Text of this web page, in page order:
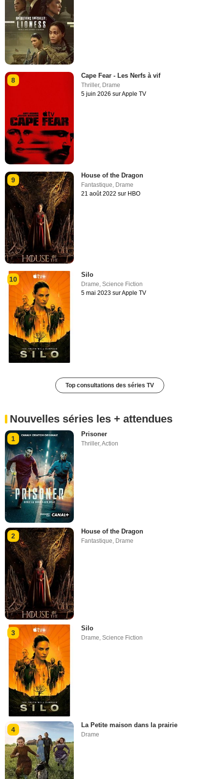
8
Cape Fear - Les Nerfs à vif
Thriller, Drame
5 juin 2026 sur Apple TV
9
House of the Dragon
Fantastique Drame
21 août 2022 sur HBO
10
Silo
Drame,Science Fiction
5 mai 2023 sur Apple TV
Top consultations des séries TV
Nouvelles séries les + attendues
1
Prisoner
Thriller,Action
2
House of the Dragon
Fantastique Drame
3
Silo
Drame,Science Fiction
4
La Petite maison dans la prairie
Drame